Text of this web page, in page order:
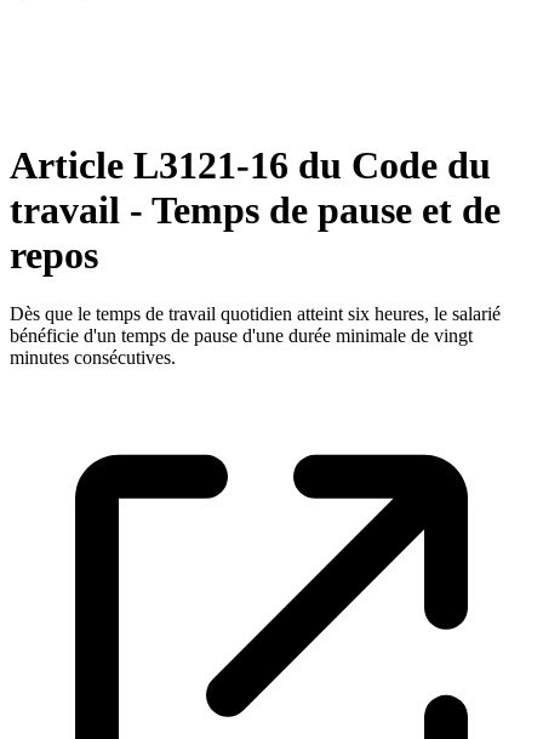
Article L3121-16 du Code du
travail - Temps de pause et de
repos
Dès que le temps de travail quotidien atteint six heures, le salarié
bénéficie d'un temps de pause d'une durée minimale de vingt
minutes consécutives.